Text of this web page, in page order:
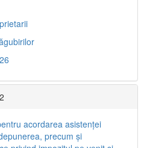
acordarea asistenței
precum și